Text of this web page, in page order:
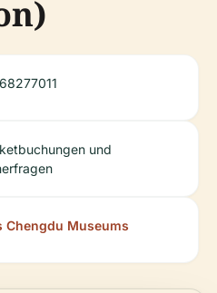
und
Chengdu Museums